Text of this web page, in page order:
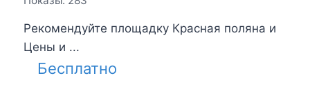
Рекомендуйте площадку Красная поляна и
Цены и ...
Бесплатно